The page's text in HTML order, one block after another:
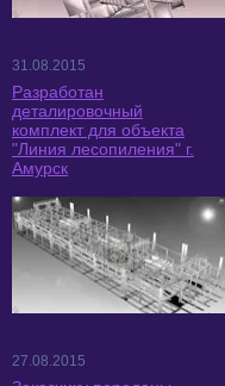
31.08.2015
Разработан
деталировочный
комплект для объекта
"Линия лесопиления" г.
Амурск
27.08.2015